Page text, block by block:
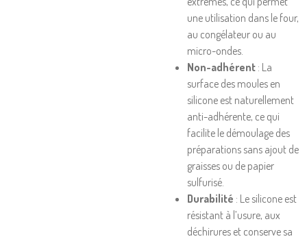
une utilisation dans le four,
au congélateur ou au
micro-ondes.
Non-adhérent : La
surface des moules en
silicone est naturellement
anti-adhérente, ce qui
facilite le démoulage des
préparations sans ajout de
graisses ou de papier
sulfurisé.
Durabilité : Le silicone est
résistant à l’usure, aux
déchirures et conserve sa